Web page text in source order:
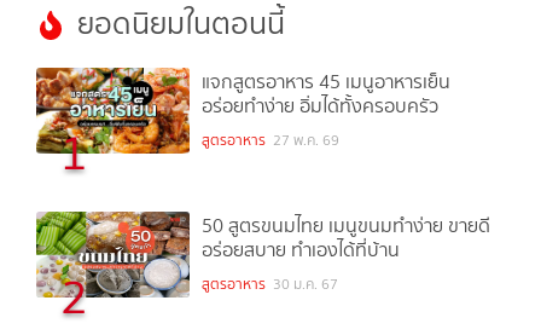
ยอดนิยมในตอนนี้
1
แจกสูตรอาหาร 45 เมนูอาหารเย็น
อร่อยทำง่าย อิ่มได้ทั้งครอบครัว
สูตรอาหาร 27 พ.ค. 69
2
50 สูตรขนมไทย เมนูขนมทำง่าย ขายดี
อร่อยสบาย ทำเองได้ที่บ้าน
สูตรอาหาร 30 ม.ค. 67